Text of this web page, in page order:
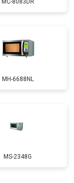
MC-8083DR
MH-6688NL
MS-2348G